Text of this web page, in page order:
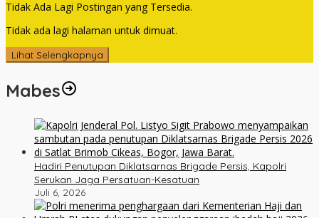
Tidak Ada Lagi Postingan yang Tersedia.
Tidak ada lagi halaman untuk dimuat.
Lihat Selengkapnya
Mabes
Hadiri Penutupan Diklatsarnas Brigade Persis, Kapolri
Serukan Jaga Persatuan-Kesatuan
Juli 6, 2026